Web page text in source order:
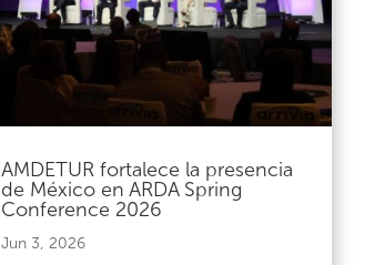
AMDETUR fortalece la presencia
de México en ARDA Spring
Conference 2026
Jun 3, 2026